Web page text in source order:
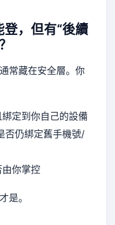
，但有“後續
常藏在安全層。你
定到你自己的設備
否仍綁定舊手機號/
你掌控
是。